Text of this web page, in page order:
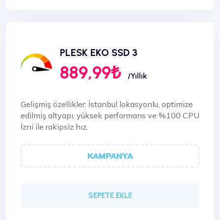
PLESK EKO SSD 3
889,99₺ /Yıllık
Gelişmiş özellikler: İstanbul lokasyonlu, optimize
edilmiş altyapı, yüksek performans ve %100 CPU
İzni ile rakipsiz hız.
KAMPANYA
SEPETE EKLE